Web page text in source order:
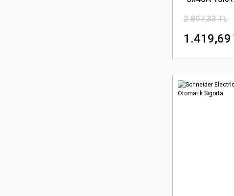
2.897,33 TL
1.419,69